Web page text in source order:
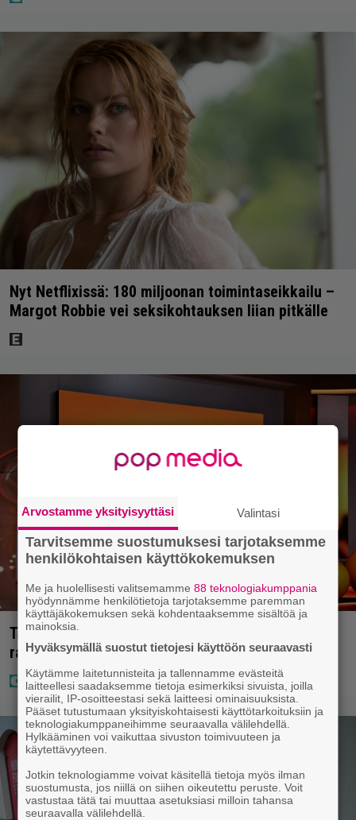
Nyt Netflixissä: 180 miljoonan toimintaseikkailu –
Margot Robbie vei seksikohtauksen liian pitkälle
Täällä pelattiin lauantain Loton ja Jokerin isot
rahat – Tokmannilla, ABC:lla, netissä…
Arvostamme yksityisyyttäsi Valintasi
Tarvitsemme suostumuksesi tarjotaksemme
henkilökohtaisen käyttökokemuksen
Me ja huolellisesti valitsemamme88 teknologiakumppania
hyödynnämme henkilötietoja tarjotaksemme paremman
käyttäjäkokemuksen sekä kohdentaaksemme sisältöä ja
mainoksia.
Hyväksymällä suostut tietojesi käyttöön seuraavasti
Käytämme laitetunnisteita ja tallennamme evästeitä
laitteellesi saadaksemme tietoja esimerkiksi sivuista, joilla
vierailit, IP-osoitteestasi sekä laitteesi ominaisuuksista.
Pääset tutustumaan yksityiskohtaisesti käyttötarkoituksiin ja
teknologiakumppaneihimme seuraavalla välilehdellä.
Hylkääminen voi vaikuttaa sivuston toimivuuteen ja
käytettävyyteen.
Jotkin teknologiamme voivat käsitellä tietoja myös ilman
suostumusta, jos niillä on siihen oikeutettu peruste. Voit
vastustaa tätä tai muuttaa asetuksiasi milloin tahansa
seuraavalla välilehdellä.